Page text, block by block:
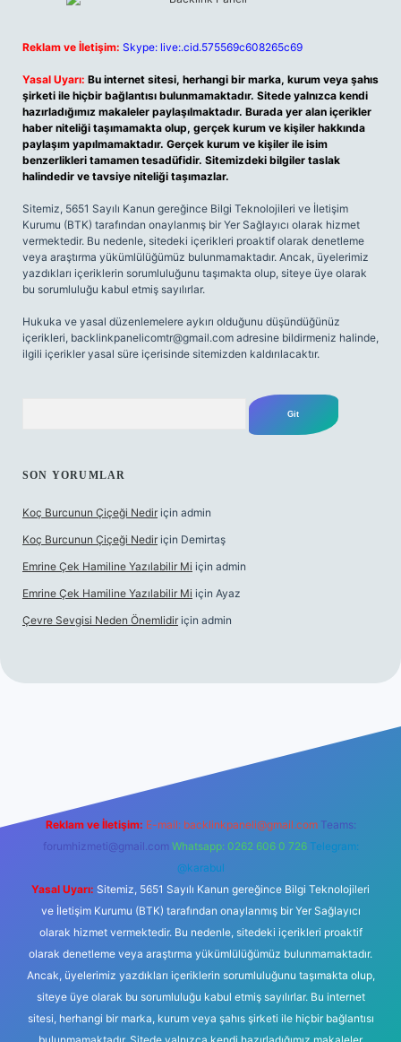
Reklam ve İletişim: Skype: live:.cid.575569c608265c69
Yasal Uyarı: Bu internet sitesi, herhangi bir marka, kurum veya şahıs
şirketi ile hiçbir bağlantısı bulunmamaktadır. Sitede yalnızca kendi
hazırladığımız makaleler paylaşılmaktadır. Burada yer alan içerikler
haber niteliği taşımamakta olup, gerçek kurum ve kişiler hakkında
paylaşım yapılmamaktadır. Gerçek kurum ve kişiler ile isim
benzerlikleri tamamen tesadüfidir. Sitemizdeki bilgiler taslak
halindedir ve tavsiye niteliği taşımazlar.
Sitemiz, 5651 Sayılı Kanun gereğince Bilgi Teknolojileri ve İletişim
Kurumu (BTK) tarafından onaylanmış bir Yer Sağlayıcı olarak hizmet
vermektedir. Bu nedenle, sitedeki içerikleri proaktif olarak denetleme
veya araştırma yükümlülüğümüz bulunmamaktadır. Ancak, üyelerimiz
yazdıkları içeriklerin sorumluluğunu taşımakta olup, siteye üye olarak
bu sorumluluğu kabul etmiş sayılırlar.
Hukuka ve yasal düzenlemelere aykırı olduğunu düşündüğünüz
içerikleri, backlinkpanelicomtr@gmail.com adresine bildirmeniz halinde,
ilgili içerikler yasal süre içerisinde sitemizden kaldırılacaktır.
SON YORUMLAR
Koç Burcunun Çiçeği Nedir için admin
Koç Burcunun Çiçeği Nedir için Demirtaş
Emrine Çek Hamiline Yazılabilir Mi için admin
Emrine Çek Hamiline Yazılabilir Mi için Ayaz
Çevre Sevgisi Neden Önemlidir için admin
Reklam ve İletişim: E-mail: backlinkpaneli@gmail.com Teams:
forumhizmeti@gmail.com Whatsapp: 0262 606 0 726 Telegram:
@karabul
Yasal Uyarı: Sitemiz, 5651 Sayılı Kanun gereğince Bilgi Teknolojileri
ve İletişim Kurumu (BTK) tarafından onaylanmış bir Yer Sağlayıcı
olarak hizmet vermektedir. Bu nedenle, sitedeki içerikleri proaktif
olarak denetleme veya araştırma yükümlülüğümüz bulunmamaktadır.
Ancak, üyelerimiz yazdıkları içeriklerin sorumluluğunu taşımakta olup,
siteye üye olarak bu sorumluluğu kabul etmiş sayılırlar. Bu internet
sitesi, herhangi bir marka, kurum veya şahıs şirketi ile hiçbir bağlantısı